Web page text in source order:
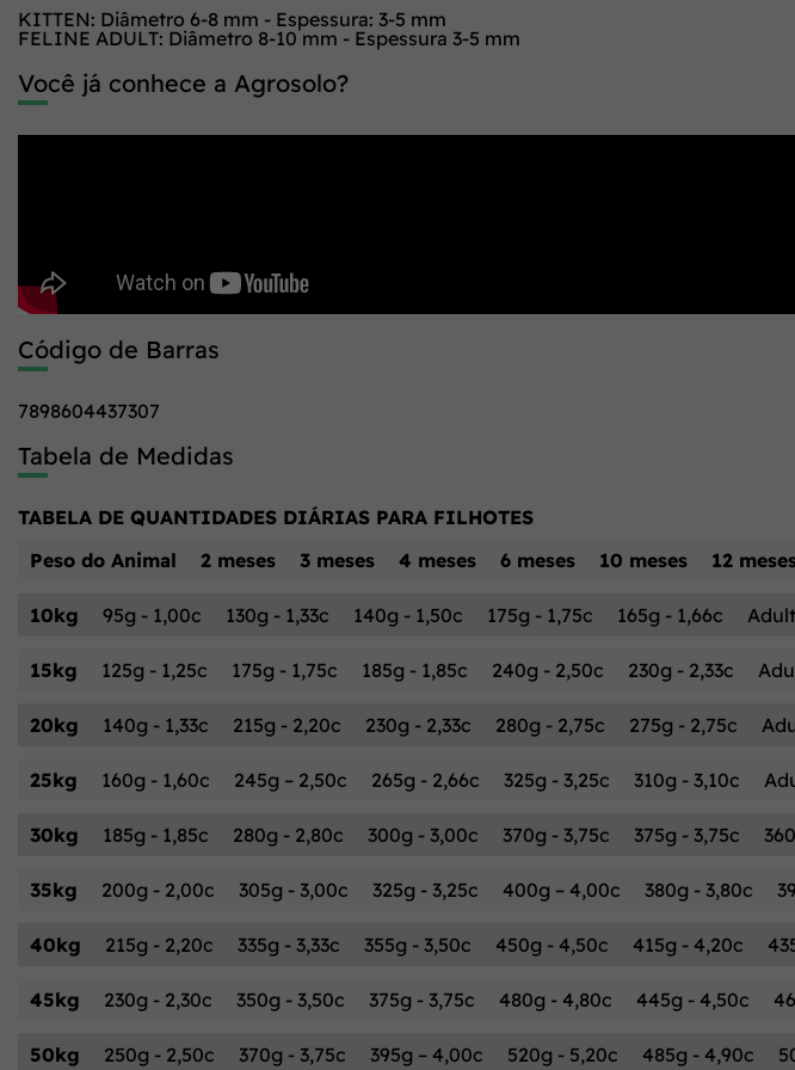
KITTEN: Diâmetro 6-8 mm - Espessura: 3-5 mm
FELINE ADULT: Diâmetro 8-10 mm - Espessura 3-5 mm
Você já conhece a Agrosolo?
Código de Barras
7898604437307
Tabela de Medidas
TABELA DE QUANTIDADES DIÁRIAS PARA FILHOTES
Peso do Animal
2 meses 3 meses 4 meses 6 meses 10 meses 12
10kg 95g - 1,00c 130g - 1,33c 140g - 1,50c 175g - 1,75c 165g - 1,66c
15kg 125g - 1,25c 175g - 1,75c 185g - 1,85c 240g - 2,50c 230g - 2,33c
20kg 140g - 1,33c 215g - 2,20c 230g - 2,33c 280g - 2,75c 275g - 2,75c
25kg 160g - 1,60c 245g – 2,50c 265g - 2,66c 325g - 3,25c 310g - 3,10c
30kg 185g - 1,85c 280g - 2,80c 300g - 3,00c 370g - 3,75c 375g - 3,75c
35kg 200g - 2,00c 305g - 3,00c 325g - 3,25c 400g – 4,00c 380g - 3,80c
40kg 215g - 2,20c 335g - 3,33c 355g - 3,50c 450g - 4,50c 415g - 4,20c
45kg 230g - 2,30c 350g - 3,50c 375g - 3,75c 480g - 4,80c 445g - 4,50c
50kg 250g - 2,50c 370g - 3,75c 395g – 4,00c 520g - 5,20c 485g - 4,90c